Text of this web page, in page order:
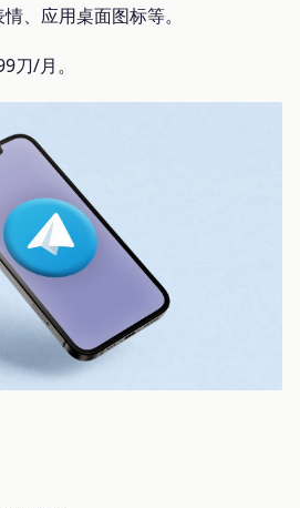
、应用桌面图标等。
刀/月。